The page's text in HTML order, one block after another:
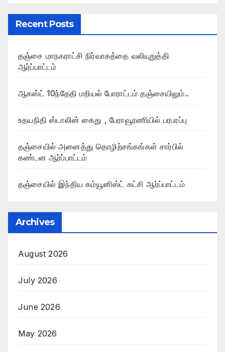
Recent Posts
தஞ்சை மாநகராட்சி நிர்வாகத்தை வலியுறுத்தி
ஆர்ப்பாட்டம்
ஆகஸ்ட் 10ந்தேதி மறியல் போராட்டம் தஞ்சையிலும்..
உதயநிதி ஸ்டாலின் கைது , பேராவூரணியில் பரபரப்பு
தஞ்சையில் அனைத்து தொழிற்சங்கங்கள் சார்பில்
கண்டன ஆர்ப்பாட்டம்
தஞ்சையில் இந்திய கம்யூனிஸ்ட் கட்சி ஆர்ப்பாட்டம்
Archives
August 2026
July 2026
June 2026
May 2026